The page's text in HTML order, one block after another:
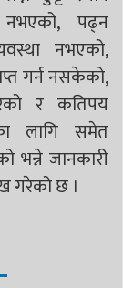
नभएको, पढ्न
नभएको,
गर्न नसकेको,
र कतिपय
लागि समेत
भन्ने जानकारी
गरेको छ ।